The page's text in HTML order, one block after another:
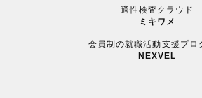
適性検査クラウド
ミキワメ
会員制の就職活動支援プロ
NEXVEL